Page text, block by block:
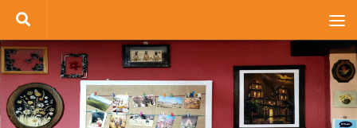
Saltar al contenido